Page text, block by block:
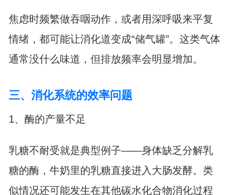
焦虑时频繁做吞咽动作，或者用深呼吸来平复
情绪，都可能让消化道变成“储气罐”。这类气体
通常没什么味道，但排放频率会明显增加。
三、消化系统的效率问题
1、酶的产量不足
乳糖不耐受就是典型例子——身体缺乏分解乳
糖的酶，牛奶里的乳糖直接进入大肠发酵。类
似情况还可能发生在其他碳水化合物消化过程